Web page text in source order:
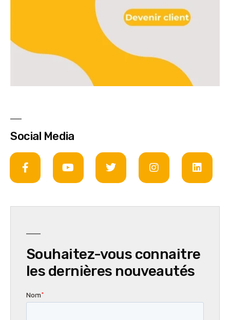
Social Media
Souhaitez-vous connaitre
les dernières nouveautés